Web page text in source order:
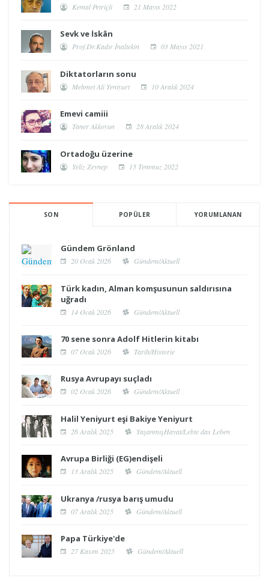
Kemal Petriçli 21 Mayıs 2022
Sevk ve İskân
Prof.Dr.Kadır İnaltekin 03 Mayıs 2021
Diktatorların sonu
Mehmet Ali Yeniyurt 10 Aralık 2024
Emevi camiii
Taner Akkoyun 28 Aralık 2024
Ortadoğu üzerine
Yeliz Zeynep 15 Temmuz 2022
SON POPÜLER YORUMLANAN
Gündem Grönland
20 Ocak 2026 Gündem/Aktuell
Türk kadın, Alman komşusunun saldırısına
uğradı
14 Ocak 2026 Gündem/Aktuell
70 sene sonra Adolf Hitlerin kitabı
07 Ocak 2026 Tarih/Historie
Rusya Avrupayı suçladı
02 Ocak 2026 Gündem/Aktuell
Halil Yeniyurt eşi Bakiye Yeniyurt
26 Aralık 2025 YaşanmışHayat/Lebte das Leben
Avrupa Birliği (EG)endişeli
13 Aralık 2025 Gündem/Aktuell
Ukranya /rusya barış umudu
07 Aralık 2025 Gündem/Aktuell
Papa Türkiye'de
27 Kasım 2025 Gündem/Aktuell